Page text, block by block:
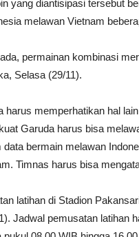
yang diantisipasi tersebut
melawan Vietnam
permainan kombinasi
Selasa (29/11).
harus memperhatikan hal
Garuda harus bisa
data bermain melawan
Timnas harus bisa
latihan di Stadion
Jadwal pemusatan latihan